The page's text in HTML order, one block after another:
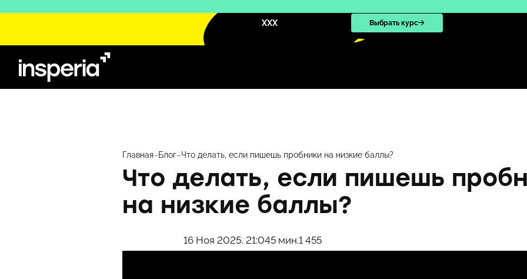
XXX Выбрать курс
Главная–Блог–Что делать, если пишешь пробники на низкие баллы?
Что делать, если пишешь
на низкие баллы?
16 Ноя 2025, 21:045 мин.1 455